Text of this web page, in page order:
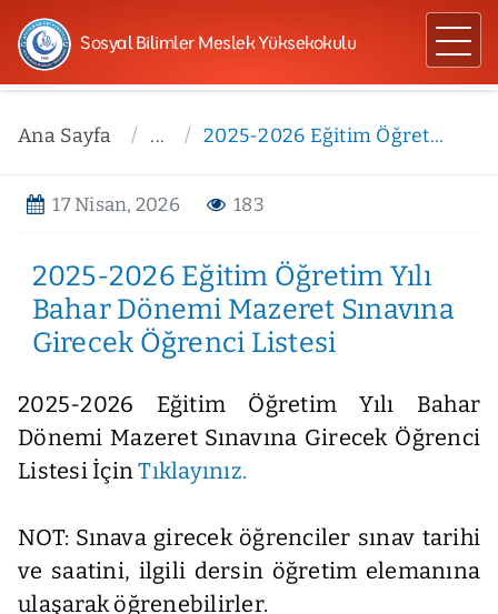
Sosyal Bilimler Meslek Yüksekokulu
Ana Sayfa ... 2025-2026 Eğitim Öğretim Yılı Bahar Dönemi Mazeret Sınavına Girecek Öğrenci Listesi
17 Nisan, 2026 183
2025-2026 Eğitim Öğretim Yılı
Bahar Dönemi Mazeret Sınavına
Girecek Öğrenci Listesi
2025-2026 Eğitim Öğretim Yılı Bahar
Dönemi Mazeret Sınavına Girecek Öğrenci
Listesi İçin Tıklayınız.
NOT: Sınava girecek öğrenciler sınav tarihi
ve saatini, ilgili dersin öğretim elemanına
ulaşarak öğrenebilirler.